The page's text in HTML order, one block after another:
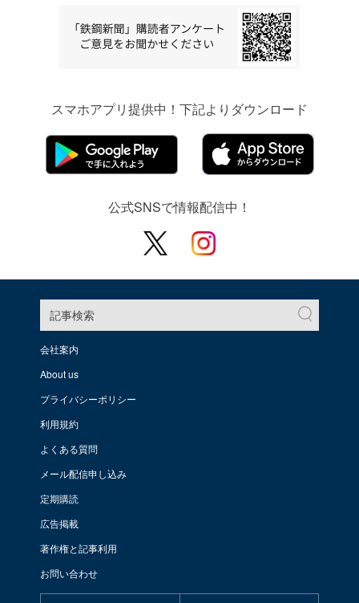
スマホアプリ提供中！下記よりダウンロード
公式SNSで情報配信中！
記事検索
会社案内
About us
プライバシーポリシー
利用規約
よくある質問
メール配信申し込み
定期購読
広告掲載
著作権と記事利用
お問い合わせ